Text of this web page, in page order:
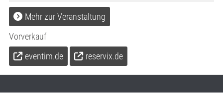
Mehr zur Veranstaltung
Vorverkauf
eventim.de
reservix.de